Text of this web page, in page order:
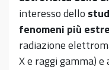
interesso dello
fenomeni più
radiazione
X e raggi gamma)